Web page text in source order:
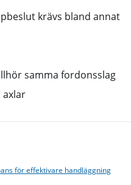
krävs bland annat
samma fordonsslag
axlar
för effektivare handläggning